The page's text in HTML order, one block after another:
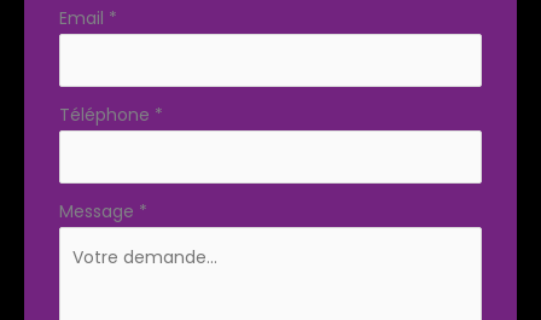
Email *
Téléphone *
Message *